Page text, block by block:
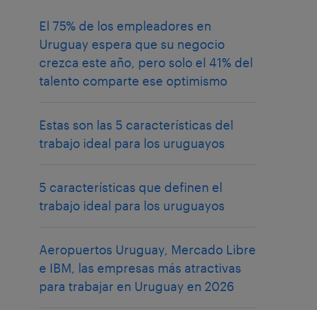
El 75% de los empleadores en
Uruguay espera que su negocio
crezca este año, pero solo el 41% del
talento comparte ese optimismo
Estas son las 5 características del
trabajo ideal para los uruguayos
5 características que definen el
trabajo ideal para los uruguayos
Aeropuertos Uruguay, Mercado Libre
e IBM, las empresas más atractivas
para trabajar en Uruguay en 2026